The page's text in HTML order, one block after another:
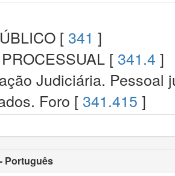
[ 341 ]
[ 341.4 ]
Judiciária. Pessoal
Foro [ 341.415 ]
Português